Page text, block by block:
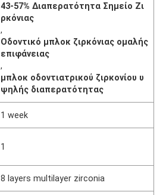
43-57% Διαπερατότητα Σημείο Ζι
ρκόνιας
,
Οδοντικό μπλοκ ζιρκόνιας ομαλής
επιφάνειας
,
μπλοκ οδοντιατρικού ζιρκονίου υ
ψηλής διαπερατότητας
1 week
1
8 layers multilayer zirconia